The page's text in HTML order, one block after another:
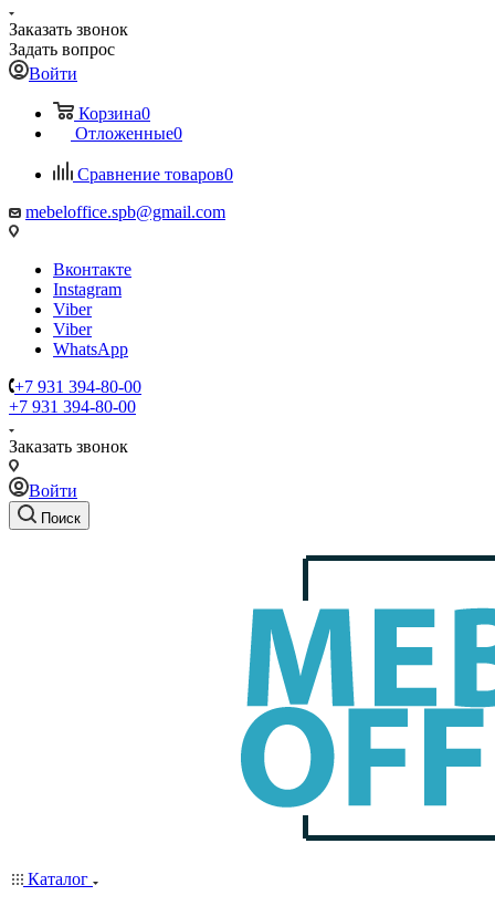
Заказать звонок
Задать вопрос
Войти
Корзина0
Отложенные0
Сравнение товаров0
mebeloffice.spb@gmail.com
Вконтакте
Instagram
Viber
Viber
WhatsApp
+7 931 394-80-00
+7 931 394-80-00
Заказать звонок
Войти
Поиск
Каталог